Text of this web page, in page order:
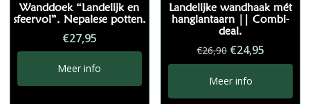
Wanddoek “Landelijk en
sfeervol”. Nepalese potten.
€27,95
Meer info
Landelijke wandhaak mét
hanglantaarn || Combi-
deal.
€26,90
prijs
was:
€26,90.
€24,95
prijs
€24,95.
Meer info